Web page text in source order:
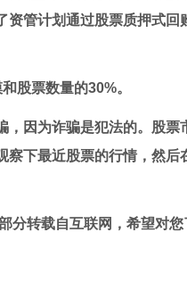
资管计划通过股票质押式回
股票数量的30%。
，因为诈骗是犯法的。股票
察下最近股票的行情，然后
分转载自互联网，希望对